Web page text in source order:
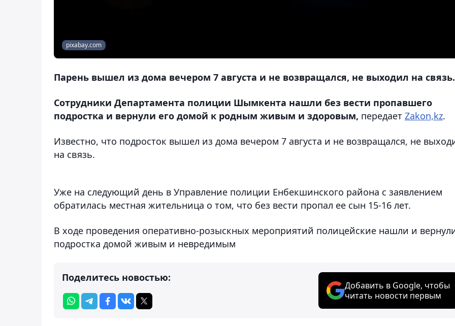
pixabay.com
Парень вышел из дома вечером 7 августа и не возвращался, не выходил на связь.
Сотрудники Департамента полиции Шымкента нашли без вести пропавшего
подростка и вернули его домой к родным живым и здоровым, передает Zakon,kz.
Известно, что подросток вышел из дома вечером 7 августа и не возвращался, не
на связь.
Уже на следующий день в Управление полиции Енбекшинского района с заявлением
обратилась местная жительница о том, что без вести пропал ее сын 15-16 лет.
В ходе проведения оперативно-розыскных мероприятий полицейские нашли и
подростка домой живым и невредимым
Поделитесь новостью:
Добавить в Google, чтобы
читать новости первым